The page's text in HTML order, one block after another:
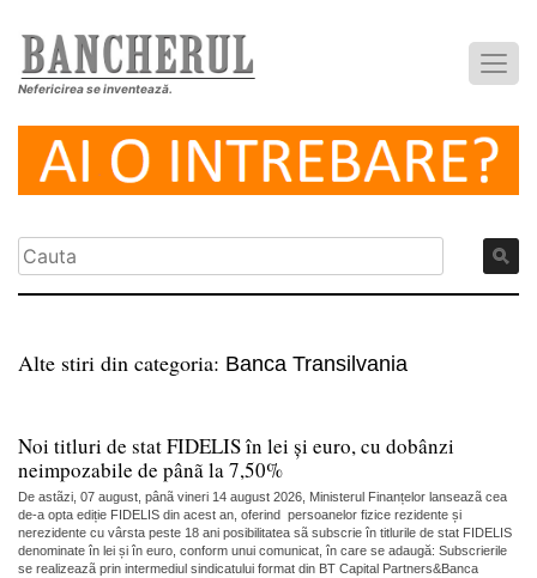
Nefericirea se inventează.
Alte stiri din categoria: Banca Transilvania
Noi titluri de stat FIDELIS în lei și euro, cu dobânzi
neimpozabile de pânã la 7,50%
De astãzi, 07 august, pânã vineri 14 august 2026, Ministerul Finanțelor lanseazã cea
de-a opta ediție FIDELIS din acest an, oferind persoanelor fizice rezidente și
nerezidente cu vârsta peste 18 ani posibilitatea sã subscrie în titlurile de stat FIDELIS
denominate în lei și în euro, conform unui comunicat, în care se adaugă: Subscrierile
se realizeazã prin intermediul sindicatului format din BT Capital Partners&Banca